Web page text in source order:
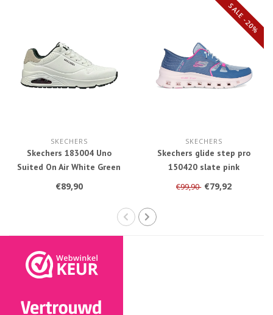
SKECHERS
Skechers 183004 Uno
Suited On Air White Green
€89,90
SALE -20%
SKECHERS
Skechers glide step pro
150420 slate pink
€99,90 €79,92